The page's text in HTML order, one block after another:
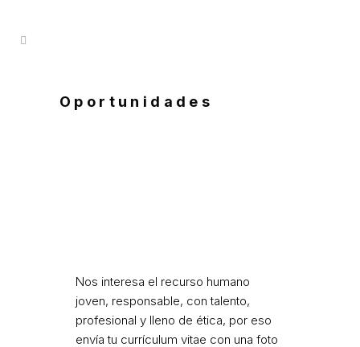
Oportunidades
Nos interesa el recurso humano
joven, responsable, con talento,
profesional y lleno de ética, por eso
envía tu currículum vitae con una foto